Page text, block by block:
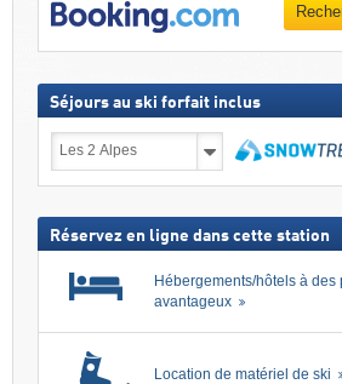
Séjours au ski forfait inclus
au
Réservez en ligne dans cette station
Hébergements/hôtels à des
avantageux
Location de matériel de ski